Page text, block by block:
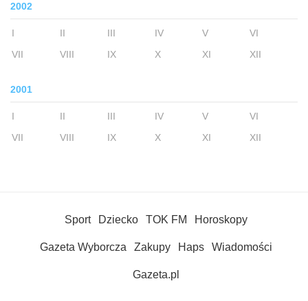
2002
I II III IV V
VI
VII
VIII IX X XI XII
2001
I II III IV V
VI
VII
VIII IX X XI XII
Sport Dziecko TOK FM Horoskopy
Gazeta Wyborcza Zakupy Haps Wiadomości
Gazeta.pl